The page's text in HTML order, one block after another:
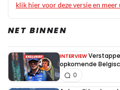
klik hier voor deze versie en meer
NET BINNEN
INTERVIEW
opkomende
0